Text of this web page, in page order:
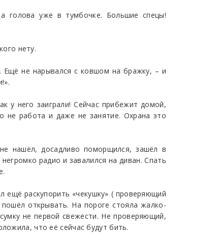
голова уже в тумбочке. Большие спецы!
нету.
Ещё не нарывался с ковшом на бражку, – и
у него заиграли! Сейчас прибежит домой,
не работа и даже не занятие. Охрана это
нашёл, досадливо поморщился, зашёл в
радио и завалился на диван. Спать
ещё раскупорить «чекушку» ( проверяющий
открывать. На пороге стояла жалко-
не первой свежести. Не проверяющий,
что её сейчас будут бить.